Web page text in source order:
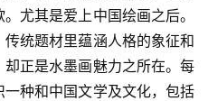
尤其是爱上中国绘画之后。
统题材里蕴涵人格的象征和
正是水墨画魅力之所在。每
种和中国文学及文化，包括